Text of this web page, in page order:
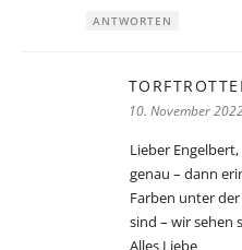
ANTWORTEN
10. November
Lieber Engelbert,
genau – dann
Farben unter
sind – wir sehen
Alles Liebe